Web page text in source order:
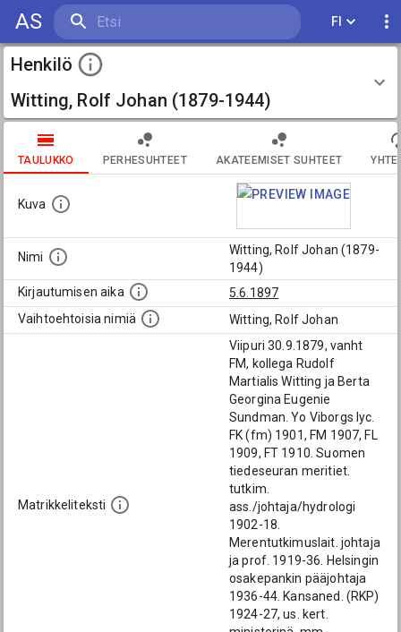
AS FI
Henkilö
Witting, Rolf Johan (1879-1944)
TAULUKKO PERHESUHTEET AKATEEMISET SUHTEET
Kuva
Nimi
Witting, Rolf Johan (1879-
1944)
Kirjautumisen aika
5.6.1897
Vaihtoehtoisia nimiä
Witting, Rolf Johan
Matrikkeliteksti
Viipuri 30.9.1879, vanht
FM, kollega Rudolf
Martialis Witting ja Berta
Georgina Eugenie
Sundman. Yo Viborgs lyc.
FK (fm) 1901, FM 1907, FL
1909, FT 1910. Suomen
tiedeseuran meritiet.
tutkim.
ass./johtaja/hydrologi
1902-18.
Merentutkimuslait. johtaja
ja prof. 1919-36. Helsingin
osakepankin pääjohtaja
1936-44. Kansaned. (RKP)
1924-27, us. kert.